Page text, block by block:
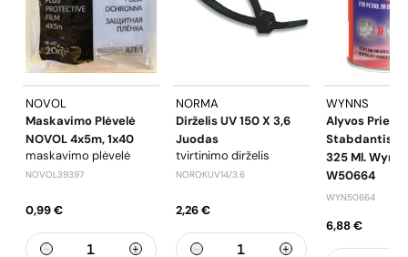
NOVOL
Maskavimo Plėvelė
NOVOL 4x5m, 1x40
maskavimo plėvelė
NOVOL39397
0,99 €
NORMA
Dirželis UV 150 X 3,6
Juodas
tvirtinimo dirželis
NOROKUV14/3.6
2,26 €
WYNNS
Alyvos
Stabdantis
325 Ml.
W50664
WYN50664
6,88 €